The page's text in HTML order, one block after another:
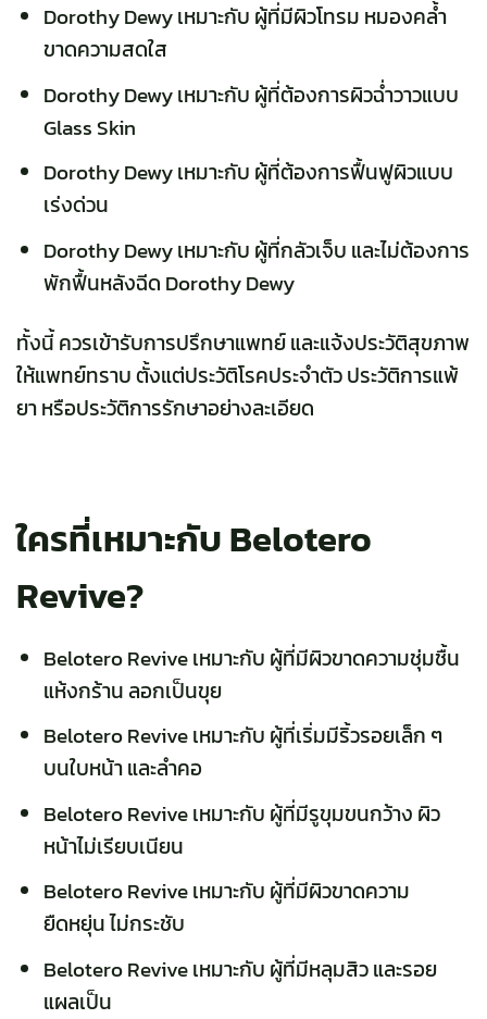
Dorothy Dewy เหมาะกับ ผู้ที่มีผิวโทรม หมองคล้ำ
ขาดความสดใส
Dorothy Dewy เหมาะกับ ผู้ที่ต้องการผิวฉ่ำวาวแบบ
Glass Skin
Dorothy Dewy เหมาะกับ ผู้ที่ต้องการฟื้นฟูผิวแบบ
เร่งด่วน
Dorothy Dewy เหมาะกับ ผู้ที่กลัวเจ็บ และไม่ต้องการ
พักฟื้นหลังฉีด Dorothy Dewy
ทั้งนี้ ควรเข้ารับการปรึกษาแพทย์ และแจ้งประวัติสุขภาพ
ให้แพทย์ทราบ ตั้งแต่ประวัติโรคประจำตัว ประวัติการแพ้
ยา หรือประวัติการรักษาอย่างละเอียด
ใครที่เหมาะกับ Belotero
Revive?
Belotero Reviveเหมาะกับ ผู้ที่มีผิวขาดความชุ่มชื้น
แห้งกร้าน ลอกเป็นขุย
Belotero Reviveเหมาะกับ ผู้ที่เริ่มมีริ้วรอยเล็ก ๆ
บนใบหน้า และลำคอ
Belotero Reviveเหมาะกับ ผู้ที่มีรูขุมขนกว้าง ผิว
หน้าไม่เรียบเนียน
Belotero Reviveเหมาะกับ ผู้ที่มีผิวขาดความ
ยืดหยุ่น ไม่กระชับ
Belotero Reviveเหมาะกับ ผู้ที่มีหลุมสิว และรอย
แผลเป็น